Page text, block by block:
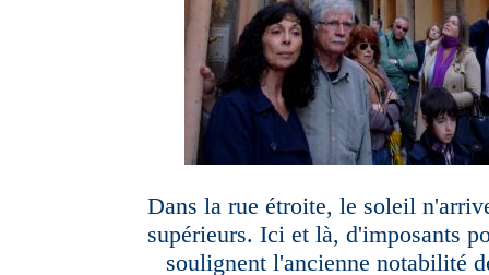
Dans la rue étroite, le soleil
supérieurs. Ici et là, d'imposants
soulignent l'ancienne notabilité